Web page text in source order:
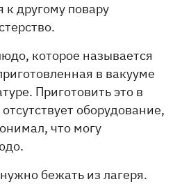
к другому повару
которое называется
в вакууме
Приготовить это в
оборудование,
что могу
бежать из лагеря.